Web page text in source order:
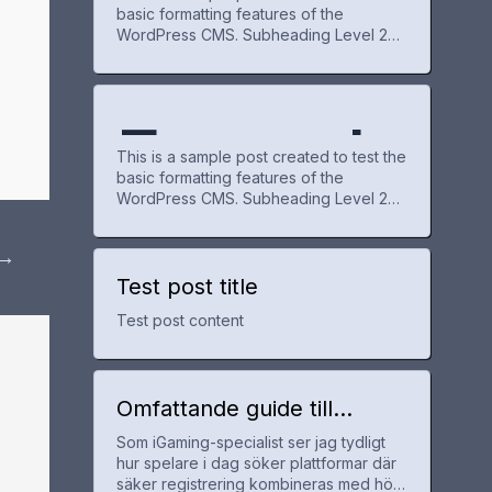
→
WordPr
ess
e Post
for
WordPr
ess
basic formatting features of the
WordPress CMS. Subheading Level 2
combine both styles. Bullet list item #1
two Step three This content is only for
demonstration purposes. Feel free to
Exampl
e Post
for
WordPr
This is a sample post created to test the
basic formatting features of the
WordPress CMS. Subheading Level 2
combine both styles. Bullet list item #1
official WordPress site Step one Step
two Step three This content is only for
demonstration purposes. Feel free to
Test post title
Test post content
Omfattande guide till
utländska casinon med
snabb registrering och bra
erbjudanden
Som iGaming-specialist ser jag tydligt
hur spelare i dag söker plattformar där
säker registrering kombineras med hög